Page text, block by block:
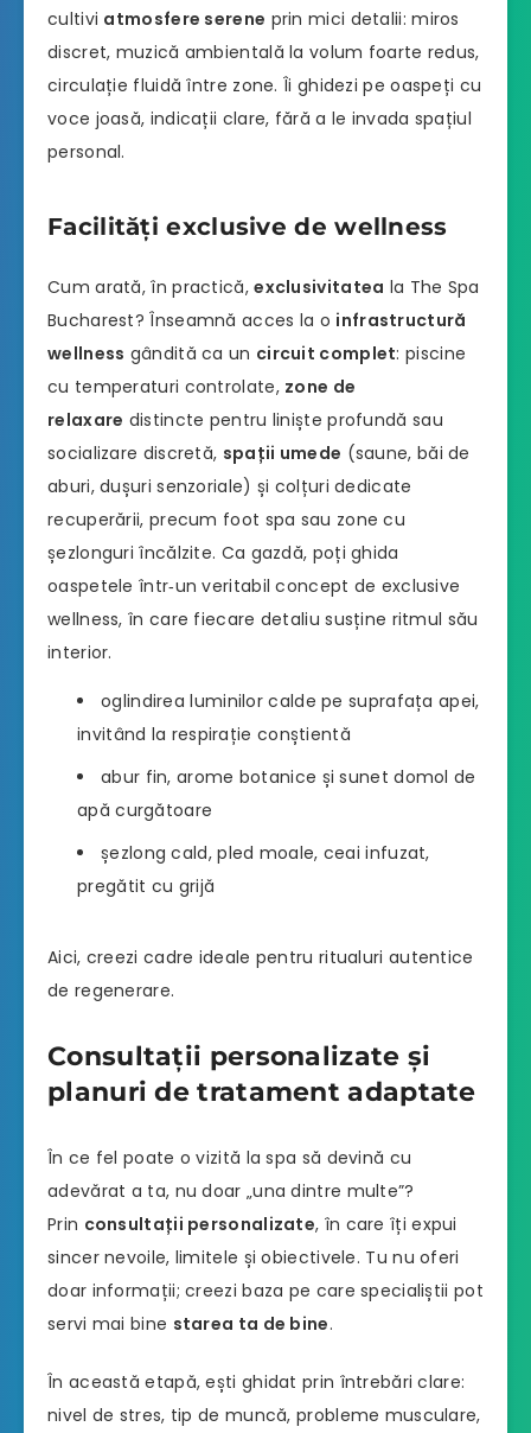
cultivi atmosfere serene prin mici detalii: miros
discret, muzică ambientală la volum foarte redus,
circulație fluidă între zone. Îi ghidezi pe oaspeți cu
voce joasă, indicații clare, fără a le invada spațiul
personal.
Facilități exclusive de wellness
Cum arată, în practică,exclusivitatea la The Spa
Bucharest? Înseamnă acces la o infrastructură
wellness gândită ca un circuit complet: piscine
cu temperaturi controlate, zone de
relaxare distincte pentru liniște profundă sau
socializare discretă, spații umede (saune, băi de
aburi, dușuri senzoriale) și colțuri dedicate
recuperării, precum foot spa sau zone cu
șezlonguri încălzite. Ca gazdă, poți ghida
oaspetele într‑un veritabil concept de exclusive
wellness, în care fiecare detaliu susține ritmul său
interior.
oglindirea luminilor calde pe suprafața apei,
invitând la respirație conștientă
abur fin, arome botanice și sunet domol de
apă curgătoare
șezlong cald, pled moale, ceai infuzat,
pregătit cu grijă
Aici, creezi cadre ideale pentru ritualuri autentice
de regenerare.
Consultații personalizate și
planuri de tratament adaptate
În ce fel poate o vizită la spa să devină cu
adevărat a ta, nu doar „una dintre multe”?
Prin consultații personalizate, în care îți expui
sincer nevoile, limitele și obiectivele. Tu nu oferi
doar informații; creezi baza pe care specialiștii pot
servi mai bine starea ta de bine.
În această etapă, ești ghidat prin întrebări clare:
nivel de stres, tip de muncă, probleme musculare,